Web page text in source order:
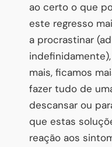
ao certo o que
este regresso
a procrastinar
mais, ficamos
fazer tudo de
descansar ou
que estas
reação aos